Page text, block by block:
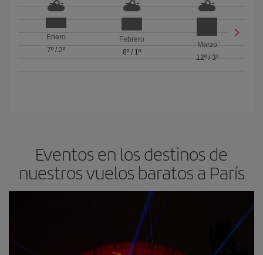
Enero
7º/ 2º
Febrero
8º/ 1º
Marzo
12º/ 3º
Eventos en los destinos de
nuestros vuelos baratos a París